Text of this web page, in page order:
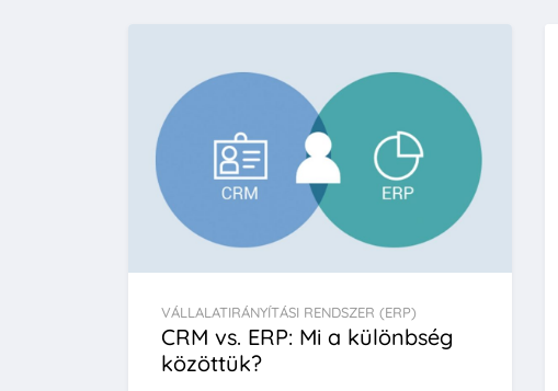
VÁLLALATIRÁNYÍTÁSI RENDSZER (ERP)
CRM vs. ERP: Mi a különbség
közöttük?